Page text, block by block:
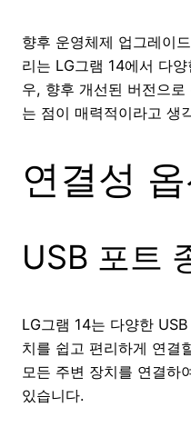
향후 운영체제 업그레이
리는 LG그램 14에서 다
우, 향후 개선된 버전으
는 점이 매력적이라고 생
연결성
USB 포트
LG그램 14는 다양한
치를 쉽고 편리하게 연결
모든 주변 장치를 연결하
있습니다.